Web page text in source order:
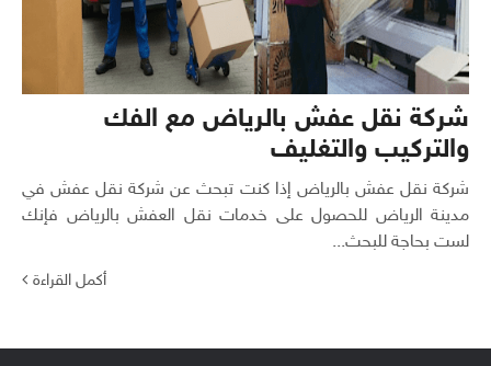
شركة نقل عفش بالرياض مع الفك
والتركيب والتغليف
شركة نقل عفش بالرياض إذا كنت تبحث عن شركة نقل عفش في
مدينة الرياض للحصول على خدمات نقل العفش بالرياض فإنك
لست بحاجة للبحث...
أكمل القراءة